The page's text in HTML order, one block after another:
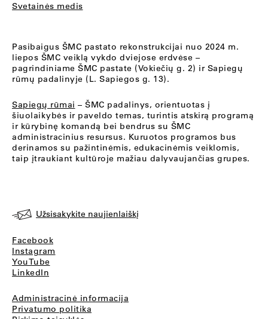
Svetainės medis
Pasibaigus ŠMC pastato rekonstrukcijai nuo 2024 m.
liepos ŠMC veiklą vykdo dviejose erdvėse –
pagrindiniame ŠMC pastate (Vokiečių g. 2) ir Sapiegų
rūmų padalinyje (L. Sapiegos g. 13).
Sapiegų rūmai – ŠMC padalinys, orientuotas į
šiuolaikybės ir paveldo temas, turintis atskirą programą
ir kūrybinę komandą bei bendrus su ŠMC
administracinius resursus. Kuruotos programos bus
derinamos su pažintinėmis, edukacinėmis veiklomis,
taip įtraukiant kultūroje mažiau dalyvaujančias grupes.
Užsisakykite naujienlaiškį
Facebook
Instagram
YouTube
LinkedIn
Administracinė informacija
Privatumo politika